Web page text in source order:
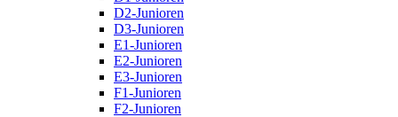
D2-Junioren
D3-Junioren
E1-Junioren
E2-Junioren
E3-Junioren
F1-Junioren
F2-Junioren